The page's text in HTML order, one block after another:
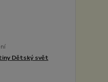
Dětský svět